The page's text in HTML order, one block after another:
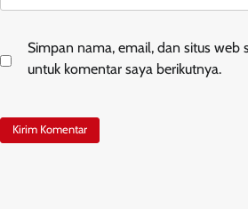
Simpan nama, email, dan situs web
untuk komentar saya berikutnya.